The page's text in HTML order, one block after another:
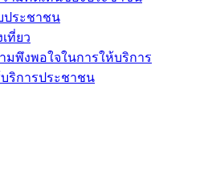
ประชาชน
ที่ยว
มพึงพอใจในการให้บริการ
ริการประชาชน